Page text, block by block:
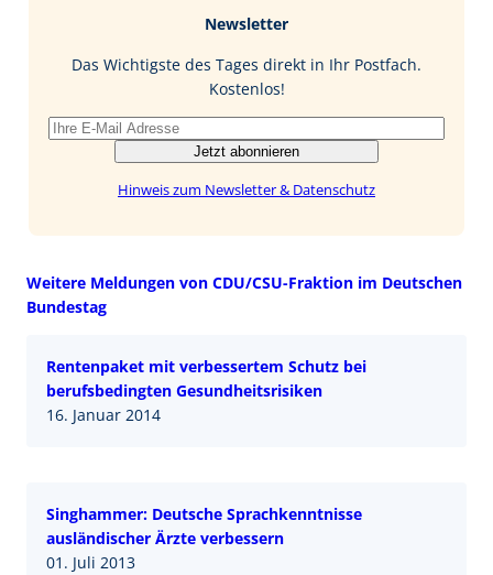
I
Newsletter
Das Wichtigste des Tages direkt in Ihr Postfach.
Kostenlos!
Jetzt abonnieren
Hinweis zum Newsletter & Datenschutz
Weitere Meldungen von CDU/CSU-Fraktion im Deutschen
Bundestag
Rentenpaket mit verbessertem Schutz bei
berufsbedingten Gesundheitsrisiken
16. Januar 2014
Singhammer: Deutsche Sprachkenntnisse
ausländischer Ärzte verbessern
01. Juli 2013